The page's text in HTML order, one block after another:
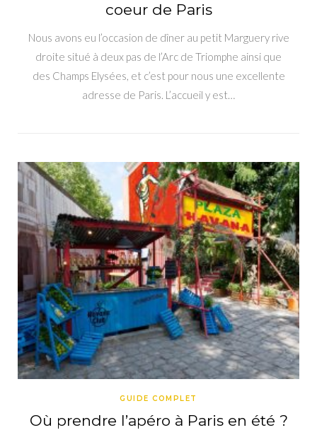
coeur de Paris
Nous avons eu l’occasion de dîner au petit Marguery rive
droite situé à deux pas de l’Arc de Triomphe ainsi que
des Champs Elysées, et c’est pour nous une excellente
adresse de Paris. L’accueil y est…
GUIDE COMPLET
Où prendre l’apéro à Paris en été ?